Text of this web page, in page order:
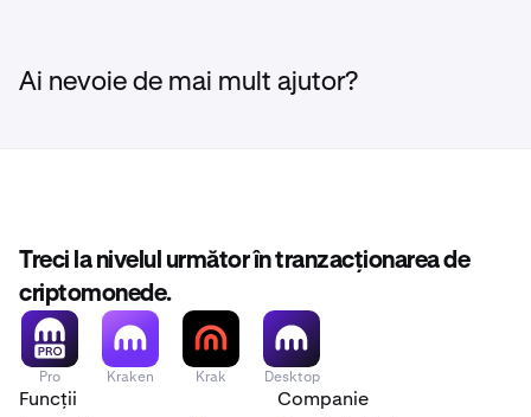
Ai nevoie de mai mult ajutor?
Treci la nivelul următor în tranzacționarea de
criptomonede.
Pro Kraken Krak Desktop
Funcții Companie